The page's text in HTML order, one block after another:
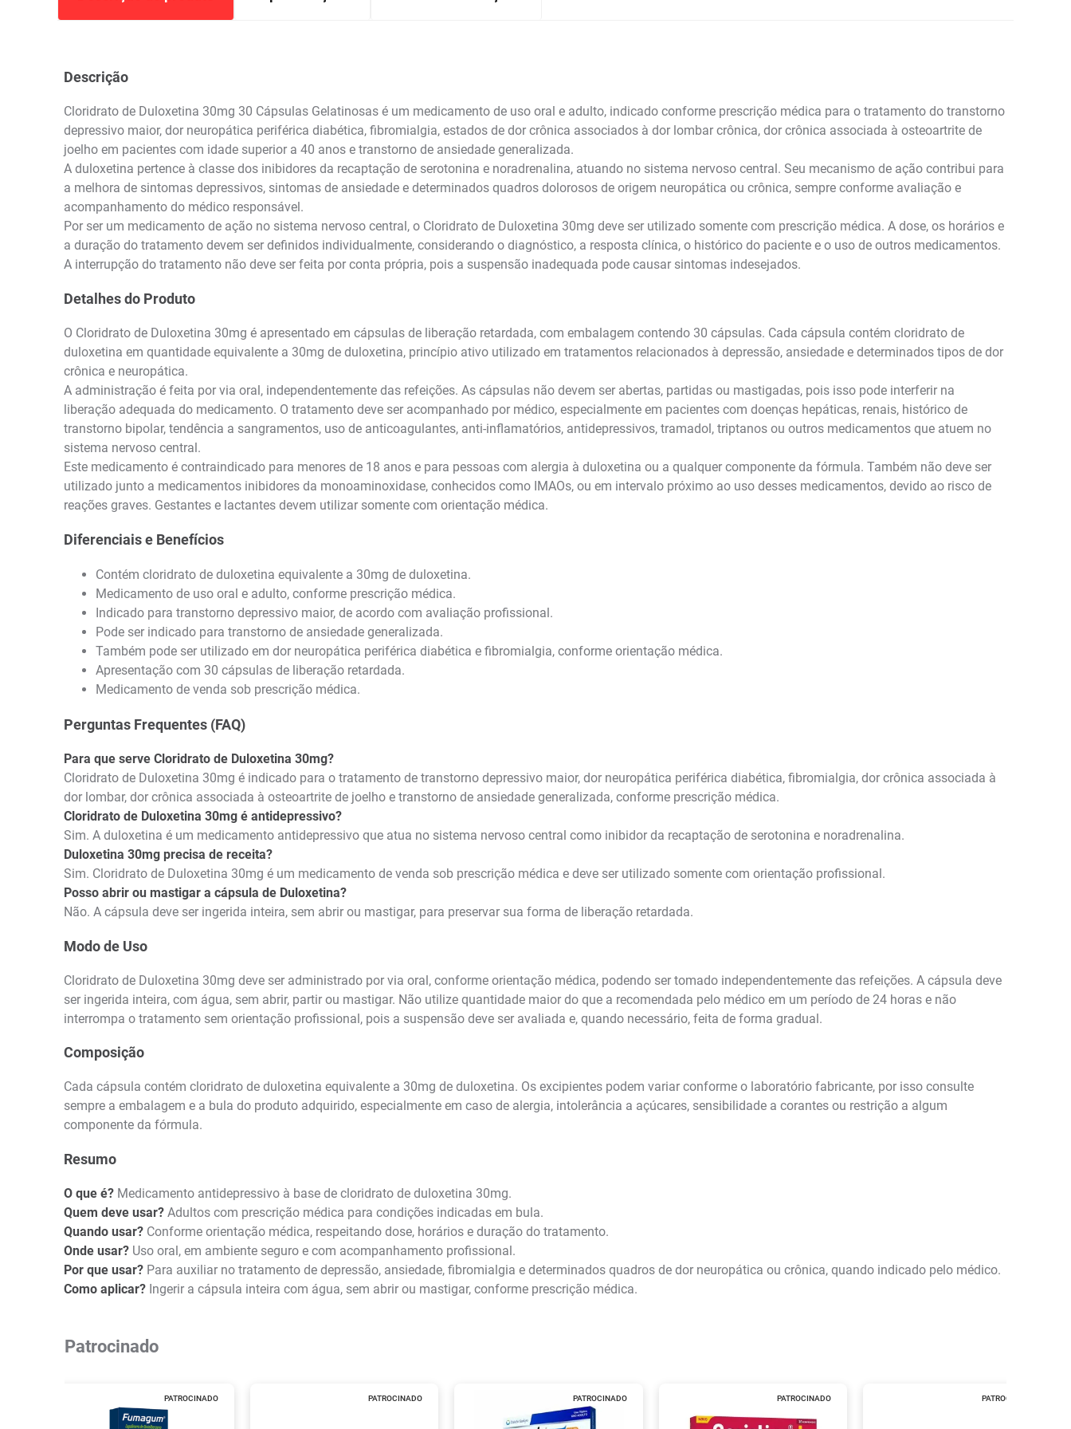
Descrição
Cloridrato de Duloxetina 30mg 30 Cápsulas Gelatinosas é um medicamento de uso oral e adulto, indicado conforme prescrição médica para o tratamento do transtorno
depressivo maior, dor neuropática periférica diabética, fibromialgia, estados de dor crônica associados à dor lombar crônica, dor crônica associada à osteoartrite de
joelho em pacientes com idade superior a 40 anos e transtorno de ansiedade generalizada.
A duloxetina pertence à classe dos inibidores da recaptação de serotonina e noradrenalina, atuando no sistema nervoso central. Seu mecanismo de ação contribui para
a melhora de sintomas depressivos, sintomas de ansiedade e determinados quadros dolorosos de origem neuropática ou crônica, sempre conforme avaliação e
acompanhamento do médico responsável.
Por ser um medicamento de ação no sistema nervoso central, o Cloridrato de Duloxetina 30mg deve ser utilizado somente com prescrição médica. A dose, os horários e
a duração do tratamento devem ser definidos individualmente, considerando o diagnóstico, a resposta clínica, o histórico do paciente e o uso de outros medicamentos.
A interrupção do tratamento não deve ser feita por conta própria, pois a suspensão inadequada pode causar sintomas indesejados.
Detalhes do Produto
O Cloridrato de Duloxetina 30mg é apresentado em cápsulas de liberação retardada, com embalagem contendo 30 cápsulas. Cada cápsula contém cloridrato de
duloxetina em quantidade equivalente a 30mg de duloxetina, princípio ativo utilizado em tratamentos relacionados à depressão, ansiedade e determinados tipos de dor
crônica e neuropática.
A administração é feita por via oral, independentemente das refeições. As cápsulas não devem ser abertas, partidas ou mastigadas, pois isso pode interferir na
liberação adequada do medicamento. O tratamento deve ser acompanhado por médico, especialmente em pacientes com doenças hepáticas, renais, histórico de
transtorno bipolar, tendência a sangramentos, uso de anticoagulantes, anti-inflamatórios, antidepressivos, tramadol, triptanos ou outros medicamentos que atuem no
sistema nervoso central.
Este medicamento é contraindicado para menores de 18 anos e para pessoas com alergia à duloxetina ou a qualquer componente da fórmula. Também não deve ser
utilizado junto a medicamentos inibidores da monoaminoxidase, conhecidos como IMAOs, ou em intervalo próximo ao uso desses medicamentos, devido ao risco de
reações graves. Gestantes e lactantes devem utilizar somente com orientação médica.
Diferenciais e Benefícios
Contém cloridrato de duloxetina equivalente a 30mg de duloxetina.
Medicamento de uso oral e adulto, conforme prescrição médica.
Indicado para transtorno depressivo maior, de acordo com avaliação profissional.
Pode ser indicado para transtorno de ansiedade generalizada.
Também pode ser utilizado em dor neuropática periférica diabética e fibromialgia, conforme orientação médica.
Apresentação com 30 cápsulas de liberação retardada.
Medicamento de venda sob prescrição médica.
Perguntas Frequentes (FAQ)
Para que serve Cloridrato de Duloxetina 30mg?
Cloridrato de Duloxetina 30mg é indicado para o tratamento de transtorno depressivo maior, dor neuropática periférica diabética, fibromialgia, dor crônica associada à
dor lombar, dor crônica associada à osteoartrite de joelho e transtorno de ansiedade generalizada, conforme prescrição médica.
Cloridrato de Duloxetina 30mg é antidepressivo?
Sim. A duloxetina é um medicamento antidepressivo que atua no sistema nervoso central como inibidor da recaptação de serotonina e noradrenalina.
Duloxetina 30mg precisa de receita?
Sim. Cloridrato de Duloxetina 30mg é um medicamento de venda sob prescrição médica e deve ser utilizado somente com orientação profissional.
Posso abrir ou mastigar a cápsula de Duloxetina?
Não. A cápsula deve ser ingerida inteira, sem abrir ou mastigar, para preservar sua forma de liberação retardada.
Modo de Uso
Cloridrato de Duloxetina 30mg deve ser administrado por via oral, conforme orientação médica, podendo ser tomado independentemente das refeições. A cápsula deve
ser ingerida inteira, com água, sem abrir, partir ou mastigar. Não utilize quantidade maior do que a recomendada pelo médico em um período de 24 horas e não
interrompa o tratamento sem orientação profissional, pois a suspensão deve ser avaliada e, quando necessário, feita de forma gradual.
Composição
Cada cápsula contém cloridrato de duloxetina equivalente a 30mg de duloxetina. Os excipientes podem variar conforme o laboratório fabricante, por isso consulte
sempre a embalagem e a bula do produto adquirido, especialmente em caso de alergia, intolerância a açúcares, sensibilidade a corantes ou restrição a algum
componente da fórmula.
Resumo
O que é? Medicamento antidepressivo à base de cloridrato de duloxetina 30mg.
Quem deve usar? Adultos com prescrição médica para condições indicadas em bula.
Quando usar? Conforme orientação médica, respeitando dose, horários e duração do tratamento.
Onde usar? Uso oral, em ambiente seguro e com acompanhamento profissional.
Por que usar? Para auxiliar no tratamento de depressão, ansiedade, fibromialgia e determinados quadros de dor neuropática ou crônica, quando indicado pelo médico.
Como aplicar? Ingerir a cápsula inteira com água, sem abrir ou mastigar, conforme prescrição médica.
Patrocinado
PATROCINADO PATROCINADO PATROCINADO PATROCINADO PATROCINADO